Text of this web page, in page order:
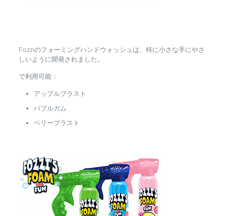
Fozziのフォーミングハンドウォッシュは、特に小さな手にやさ
しいように開発されました。
で利用可能：
アップルブラスト
バブルガム
ベリーブラスト